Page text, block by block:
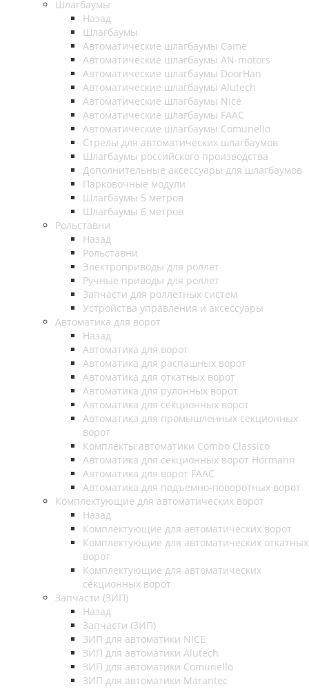
Шлагбаумы
Назад
Шлагбаумы
Автоматические шлагбаумы Came
Автоматические шлагбаумы AN-motors
Автоматические шлагбаумы DoorHan
Автоматические шлагбаумы Alutech
Автоматические шлагбаумы Nice
Автоматические шлагбаумы FAAC
Автоматические шлагбаумы Comunello
Стрелы для автоматических шлагбаумов
Шлагбаумы российского производства
Дополнительные аксессуары для шлагбаумов
Парковочные модули
Шлагбаумы 5 метров
Шлагбаумы 6 метров
Рольставни
Назад
Рольставни
Электроприводы для роллет
Ручные приводы для роллет
Запчасти для роллетных систем
Устройства управления и аксессуары
Автоматика для ворот
Назад
Автоматика для ворот
Автоматика для распашных ворот
Автоматика для откатных ворот
Автоматика для рулонных ворот
Автоматика для секционных ворот
Автоматика для промышленных секционных
ворот
Комплекты автоматики Combo Classico
Автоматика для секционных ворот Hörmann
Автоматика для ворот FAAC
Автоматика для подъемно-поворотных ворот
Комплектующие для автоматических ворот
Назад
Комплектующие для автоматических ворот
Комплектующие для автоматических откатных
ворот
Комплектующие для автоматических
секционных ворот
Запчасти (ЗИП)
Назад
Запчасти (ЗИП)
ЗИП для автоматики NICE
ЗИП для автоматики Alutech
ЗИП для автоматики Comunello
ЗИП для автоматики Marantec